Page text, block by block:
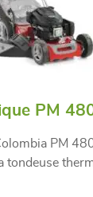
PM
PM
tondeuse